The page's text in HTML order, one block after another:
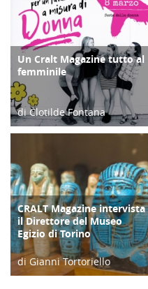
COPERTINA
Un Cralt Magazine tutto al
femminile
di Clotilde Fontana
28/02/23
COPERTINA
CRALT Magazine intervista
il Direttore del Museo
Egizio di Torino
di Gianni Tortoriello